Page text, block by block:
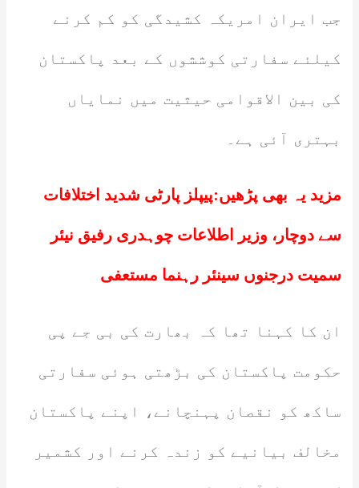
جب ایران امریکہ کشیدگی کو کم کرنے
کیلئے سفارتی کوششوں کے بعد پاکستان
کی بین الاقوامی حیثیت میں نمایاں
بہتری آئی ہے۔
مزید یہ بھی پڑھیں:پیپلز پارٹی شدید اختلافات
سے دوچار، وزیر اطلاعات چوہدری رفیق نیئر
سمیت درجنوں سینئر رہنما مستعفی
ان کا کہنا تھا کہ بھارت کی بی جے پی
حکومت پاکستان کی بڑھتی ہوئی سفارتی
ساکھ کو نقصان پہنچانے، اپنے پاکستان
مخالف بیانیے کو زندہ کرنے اور کشمیر